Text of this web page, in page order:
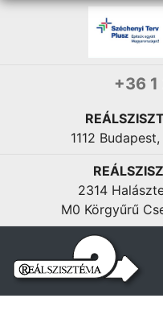
+36
1112
2314
M0 Körgyűrű